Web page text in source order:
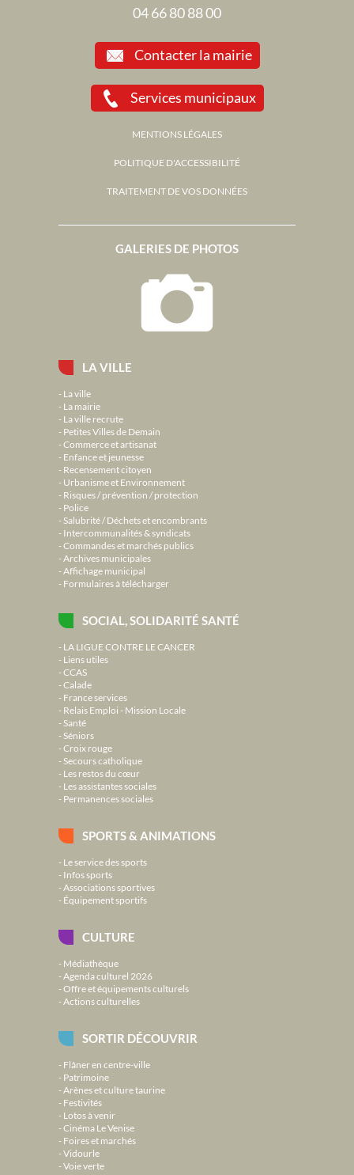
LA VILLE
La ville
La mairie
La ville recrute
Petites Villes de Demain
Commerce et artisanat
Enfance et jeunesse
Recensement citoyen
Urbanisme et Environnement
Risques / prévention / protection
Police
Salubrité / Déchets et encombrants
Intercommunalités & syndicats
Commandes et marchés publics
Archives municipales
Affichage municipal
Formulaires à télécharger
SOCIAL, SOLIDARITÉ SANTÉ
LA LIGUE CONTRE LE CANCER
Liens utiles
CCAS
Calade
France services
Relais Emploi - Mission Locale
Santé
Séniors
Croix rouge
Secours catholique
Les restos du cœur
Les assistantes sociales
Permanences sociales
SPORTS & ANIMATIONS
Le service des sports
Infos sports
Associations sportives
Équipement sportifs
CULTURE
Médiathèque
Agenda culturel 2026
Offre et équipements culturels
Actions culturelles
SORTIR DÉCOUVRIR
Flâner en centre-ville
Patrimoine
Arènes et culture taurine
Festivités
Lotos à venir
Cinéma Le Venise
Foires et marchés
Vidourle
Voie verte
GALERIES DE PHOTOS
04 66 80 88 00
Contacter la mairie
Services municipaux
MENTIONS LÉGALES
POLITIQUE D'ACCESSIBILITÉ
TRAITEMENT DE VOS DONNÉES